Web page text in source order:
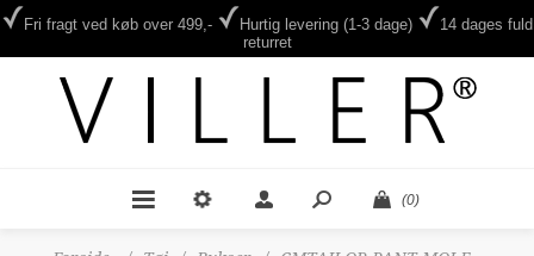
Fri fragt ved køb over 499,- Hurtig levering (1-3 dage)
14 dages fuld
returret
(0)